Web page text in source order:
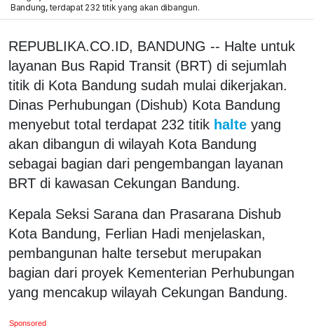
Bandung, terdapat 232 titik yang akan dibangun.
REPUBLIKA.CO.ID, BANDUNG -- Halte untuk
layanan Bus Rapid Transit (BRT) di sejumlah
titik di Kota Bandung sudah mulai dikerjakan.
Dinas Perhubungan (Dishub) Kota Bandung
menyebut total terdapat 232 titik halte yang
akan dibangun di wilayah Kota Bandung
sebagai bagian dari pengembangan layanan
BRT di kawasan Cekungan Bandung.
Kepala Seksi Sarana dan Prasarana Dishub
Kota Bandung, Ferlian Hadi menjelaskan,
pembangunan halte tersebut merupakan
bagian dari proyek Kementerian Perhubungan
yang mencakup wilayah Cekungan Bandung.
Sponsored